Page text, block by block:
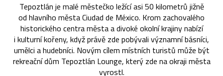
Tepoztlán je malé městečko ležící asi 50 kilometrů jižně
od hlavního města Ciudad de México. Krom zachovalého
historického centra města a divoké okolní krajiny nabízí
i kulturní kořeny, když právě zde pobývali významní básníci,
umělci a hudebníci. Novým cílem místních turistů může být
rekreační dům Tepoztlán Lounge, který zde na okraji města
vyrostl.